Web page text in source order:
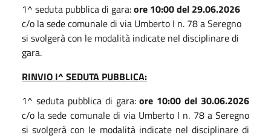
1^ seduta pubblica di gara:ore 10:00 del 29.06.2026
c/o la sede comunale di via Umberto I n. 78 a Seregno
si svolgerà con le modalità indicate nel disciplinare di
gara.
RINVIO I^ SEDUTA PUBBLICA:
1^ seduta pubblica di gara:ore 10:00 del 30.06.2026
c/o la sede comunale di via Umberto I n. 78 a Seregno
si svolgerà con le modalità indicate nel disciplinare di